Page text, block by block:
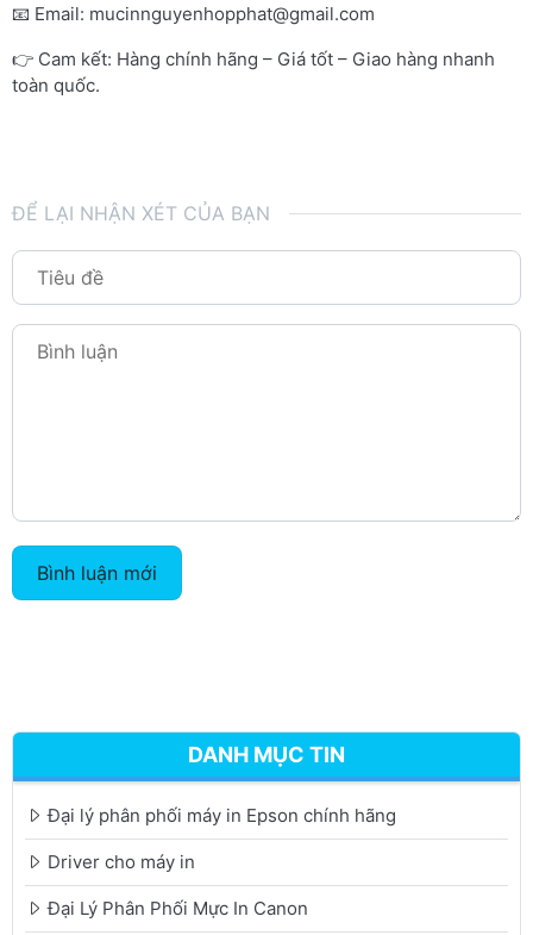
📧 Email: mucinnguyenhopphat@gmail.com
👉 Cam kết: Hàng chính hãng – Giá tốt – Giao hàng nhanh
toàn quốc.
ĐỂ LẠI NHẬN XÉT CỦA BẠN
Bình luận mới
DANH MỤC TIN
Đại lý phân phối máy in Epson chính hãng
Driver cho máy in
Đại Lý Phân Phối Mực In Canon